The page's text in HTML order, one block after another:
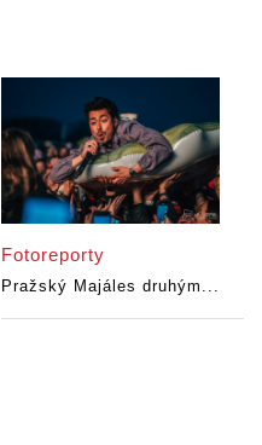
Fotoreporty
Pražský Majáles druhým...